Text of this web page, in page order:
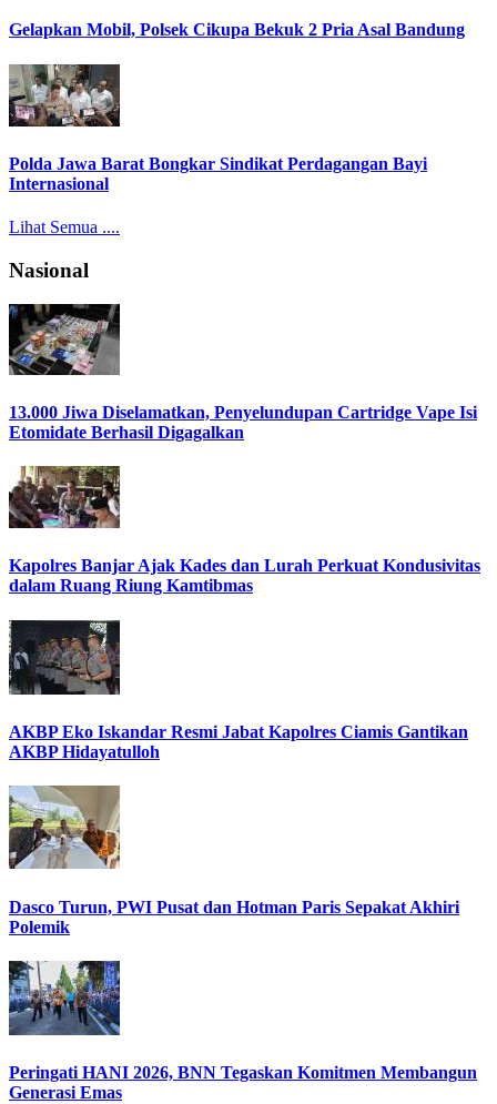
Gelapkan Mobil, Polsek Cikupa Bekuk 2 Pria Asal Bandung
Polda Jawa Barat Bongkar Sindikat Perdagangan Bayi
Internasional
Lihat Semua ....
Nasional
13.000 Jiwa Diselamatkan, Penyelundupan Cartridge Vape Isi
Etomidate Berhasil Digagalkan
Kapolres Banjar Ajak Kades dan Lurah Perkuat Kondusivitas
dalam Ruang Riung Kamtibmas
AKBP Eko Iskandar Resmi Jabat Kapolres Ciamis Gantikan
AKBP Hidayatulloh
Dasco Turun, PWI Pusat dan Hotman Paris Sepakat Akhiri
Polemik
Peringati HANI 2026, BNN Tegaskan Komitmen Membangun
Generasi Emas